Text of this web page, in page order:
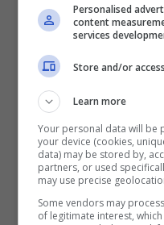
L’acquisto diFabian
proprio chiarire
idea delParis
giocatori, utili al
equilibrare una
Messi- Neymar-
bisogno di
Personalised
content
services
Store and/or
Learn more
Your personal data will be
your device (cookies,
data) may be stored by,
partners, or used
may use precise
Some vendors may
of legitimate interest,